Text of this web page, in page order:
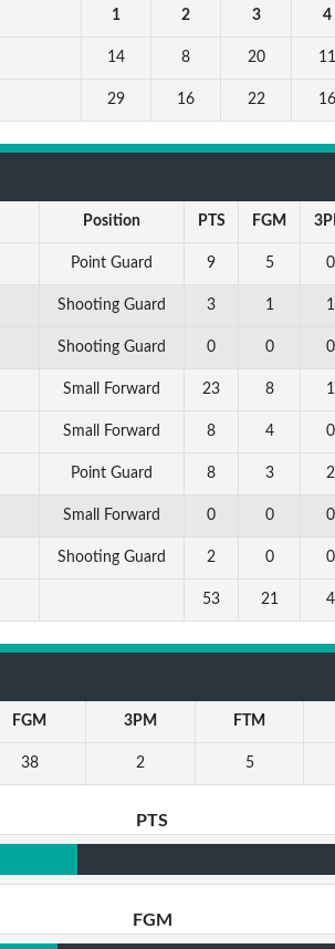
1 2 3 4
14 8 20 11
29 16 22 16
Position PTS FGM
Point Guard 9 5 0
Shooting Guard 3 1 1
Shooting Guard 0 0 0
Small Forward 23 8 1
Small Forward 8 4 0
Point Guard 8 3 2
Small Forward 0 0 0
Shooting Guard 2 0 0
53 21 4
FGM 3PM FTM
38 2 5
PTS
FGM